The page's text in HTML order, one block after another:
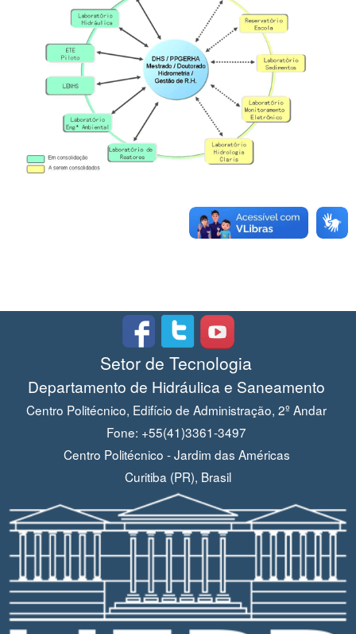
Setor de Tecnologia
Departamento de Hidráulica e Saneamento
Centro Politécnico, Edifício de Administração, 2º Andar
Fone: +55(41)3361-3497
Centro Politécnico - Jardim das Américas
Curitiba (PR), Brasil